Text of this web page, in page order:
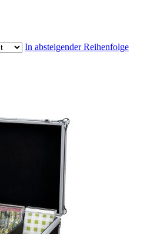
In absteigender Reihenfolge